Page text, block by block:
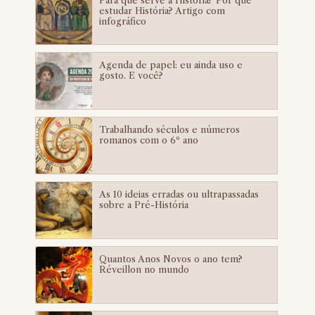
estudar História? Artigo com
infográfico
Agenda de papel: eu ainda uso e
gosto. E você?
Trabalhando séculos e números
romanos com o 6º ano
As 10 ideias erradas ou ultrapassadas
sobre a Pré-História
Quantos Anos Novos o ano tem?
Réveillon no mundo